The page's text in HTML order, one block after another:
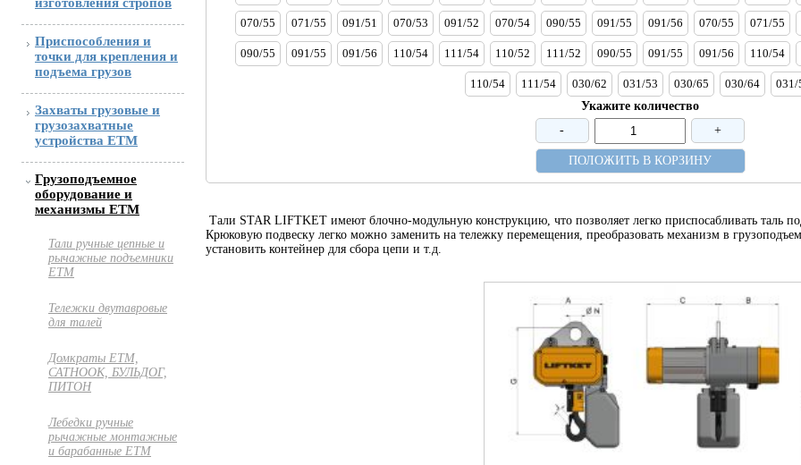
Приспособления и
точки для крепления и
подъема грузов
Захваты грузовые и
грузозахватные
устройства ETM
Грузоподъемное
оборудование и
механизмы ETM
Тали ручные цепные и
рычажные подъемники
ЕТМ
Тележки двутавровые
для талей
Домкраты ЕТМ,
САТНООК, БУЛЬДОГ,
ПИТОН
Лебедки ручные
рычажные монтажные
и барабанные ETM
070/55 071/55 091/51 070/53 091/52 070/54 090/55 091/55 091/56 070/55 071/55
090/55 091/55 091/56 110/54 111/54 110/52 111/52 090/55 091/55 091/56 110/54
110/54 111/54 030/62 031/53 030/65 030/64
031/
Укажите количество
-
+
ПОЛОЖИТЬ В КОРЗИНУ
Тали STAR LIFTKET имеют блочно-модульную конструкцию, что позволяет легко приспосабливать таль
Крюковую подвеску легко можно заменить на тележку перемещения, преобразовать механизм в
установить контейнер для сбора цепи и т.д.